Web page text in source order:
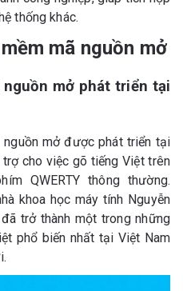
thống khác.
mã nguồn mở
nguồn mở phát triển tại
mở được phát triển tại
cho việc gõ tiếng Việt trên
QWERTY thông thường.
khoa học máy tính Nguyễn
trở thành một trong những
phổ biến nhất tại Việt Nam